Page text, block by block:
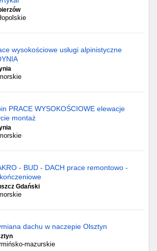
wysokościowe usługi alpinistyczne
PRACE WYSOKOŚCIOWE elewacje
montaż
- BUD - DACH prace remontowo -
Gdański
dachu w naczepie Olsztyn
mazurskie